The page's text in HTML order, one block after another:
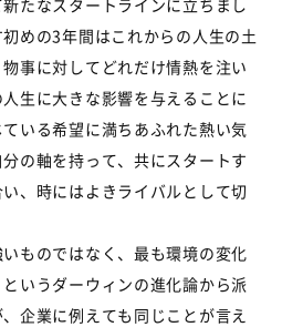
たなスタートラインに立ちまし
めの3年間はこれからの人生の土
事に対してどれだけ情熱を注い
生に大きな影響を与えることに
いる希望に満ちあふれた熱い気
の軸を持って、共にスタートす
、時にはよきライバルとして切
ものではなく、最も環境の変化
いうダーウィンの進化論から派
企業に例えても同じことが言え